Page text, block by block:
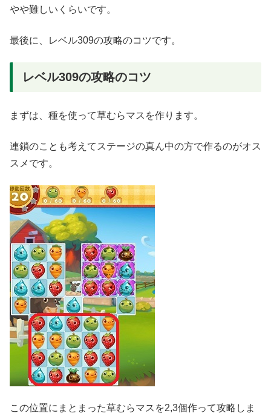
やや難しいくらいです。
最後に、レベル309の攻略のコツです。
レベル309の攻略のコツ
まずは、種を使って草むらマスを作ります。
連鎖のことも考えてステージの真ん中の方で作るのがオス
スメです。
この位置にまとまった草むらマスを2,3個作って攻略しま